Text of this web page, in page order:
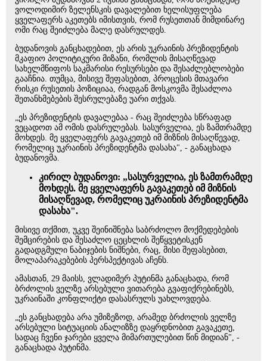
ვოლოდიმირ ზელენსკის დავალებით ხელისუფლება
ყველაფერს აკეთებს იმისთვის, რომ რუსეთთან მიმდინარე
ომი რაც შეიძლება მალე დასრულდეს.
ბუდანოვის განცხადებით, ეს არის უკრაინის პრეზიდენტის
მკაფიო პოლიტიკური მიზანი, რომლის მისაღწევად
სახელმწიფოს საკმარისი რესურსები და შესაძლებლობები
გააჩნია. თუმცა, მისივე შეფასებით, პროცესის მთავარი
რისკი რუსეთის პოზიციაა, რადგან მოსკოვმა შესაძლოა
შეთანხმებების შესრულებაზე უარი თქვას.
„ეს პრეზიდენტის დავალებაა - რაც შეიძლება სწრაფად
ვეცადოთ ამ ომის დასრულებას. სასურველია, ეს ზამთრამდე
მოხდეს. მე ყველაფერს გავაკეთებ იმ მიზნის მისაღწევად,
რომელიც უკრაინის პრეზიდენტმა დასახა", - განაცხადა
ბუდანოვმა.
კირილ ბუდანოვი: „სასურველია, ეს ზამთრამდე
მოხდეს. მე ყველაფერს გავაკეთებ იმ მიზნის
მისაღწევად, რომელიც უკრაინის პრეზიდენტმა
დასახა".
მისივე თქმით, უკვე შეინიშნება საბრძოლო მოქმედებების
შემცირების და შესაძლო ცეცხლის შეწყვეტისკენ
გადადგმული ნაბიჯების ნიშნები, რაც, მისი შეფასებით,
მოლაპარაკებების პერსპექტივას აჩენს.
ამასთან, 29 მაისს, ვლადიმერ პუტინმა განაცხადა, რომ
ბრძოლის ველზე არსებული ვითარება გვაფიქრებინებს,
უკრაინაში კონფლიქტი დასასრულს უახლოვდება.
„ეს განცხადება არა უმიზეზოდ, არამედ ბრძოლის ველზე
არსებული სიტუაციის ანალიზზე დაყრდნობით გავაკეთე,
სადაც ჩვენი ჯარები ყველა მიმართულებით წინ მიდიან", -
განაცხადა პუტინმა.